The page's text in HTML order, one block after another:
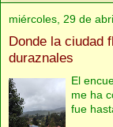
miércoles, 29 de
Donde la ciudad
duraznales
El
me ha
fue